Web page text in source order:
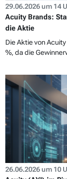
29.06.2026 um 14
Acuity Brands:
die Aktie
Die Aktie von
%, da die
26.06.2026 um 10